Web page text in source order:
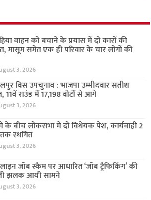
वाहन को बचाने के प्रयास में दो कारों की
मासूम समेत एक ही परिवार के चार लोगों की
3, 2026
विस उपचुनाव : भाजपा उम्मीदवार सतीश
11वें राउंड में 17,198 वोटों से आगे
3, 2026
के बीच लोकसभा में दो विधेयक पेश, कार्यवाही 2
स्थगित
3, 2026
जॉब स्कैम पर आधारित ‘जॉब ट्रैफिकिंग’ की
झलक आयी सामने
3, 2026